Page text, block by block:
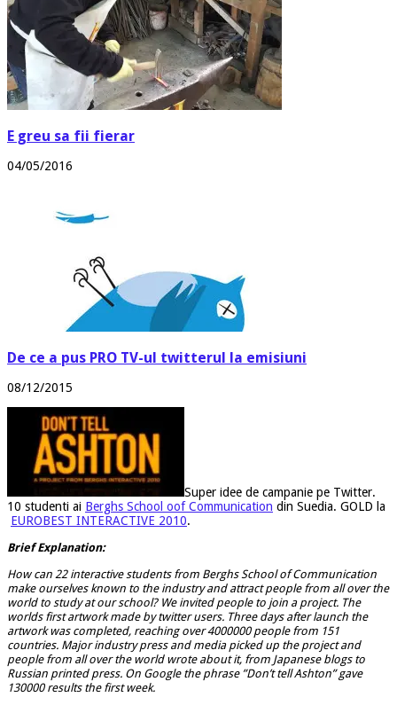
E greu sa fii fierar
04/05/2016
De ce a pus PRO TV-ul twitterul la emisiuni
08/12/2015
Super idee de campanie pe Twitter.
10 studenti ai Berghs School oof Communication din Suedia. GOLD la
EUROBEST INTERACTIVE 2010.
Brief Explanation:
How can 22 interactive students from Berghs School of Communication
make ourselves known to the industry and attract people from all over the
world to study at our school? We invited people to join a project. The
worlds first artwork made by twitter users. Three days after launch the
artwork was completed, reaching over 4000000 people from 151
countries. Major industry press and media picked up the project and
people from all over the world wrote about it, from Japanese blogs to
Russian printed press. On Google the phrase ”Don’t tell Ashton” gave
130000 results the first week.